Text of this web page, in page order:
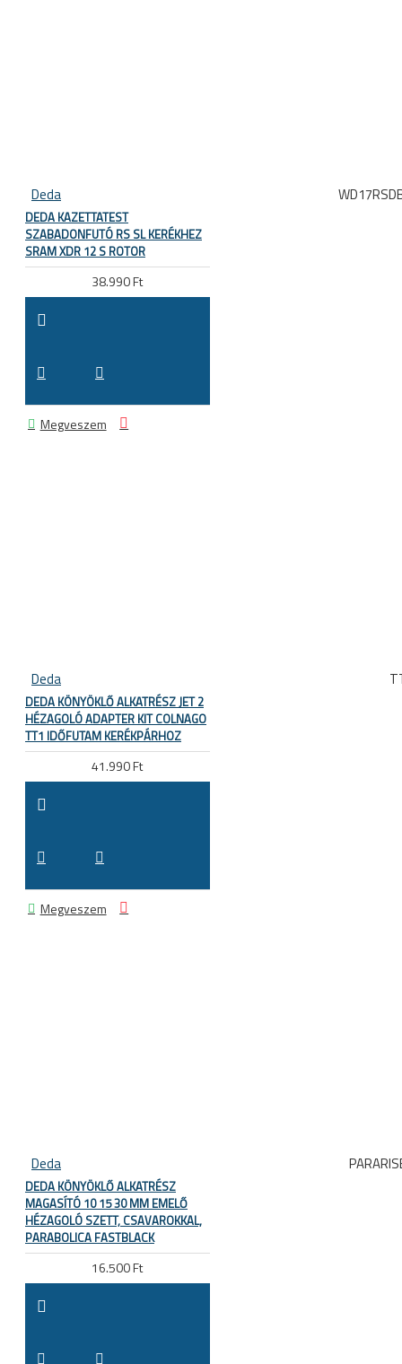
Deda
DEDA KAZETTATEST
SZABADONFUTÓ RS SL KERÉKHEZ
SRAM XDR 12 S ROTOR
38.990 Ft
Megveszem
Deda
DEDA KÖNYÖKLŐ ALKATRÉSZ JET 2
HÉZAGOLÓ ADAPTER KIT COLNAGO
TT1 IDŐFUTAM KERÉKPÁRHOZ
41.990 Ft
Megveszem
Deda
DEDA KÖNYÖKLŐ ALKATRÉSZ
MAGASÍTÓ 10 15 30 MM EMELŐ
HÉZAGOLÓ SZETT, CSAVAROKKAL,
PARABOLICA FASTBLACK
16.500 Ft